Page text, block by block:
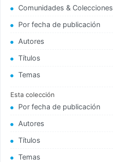
Comunidades & Colecciones
Por fecha de publicación
Autores
Títulos
Temas
Esta colección
Por fecha de publicación
Autores
Títulos
Temas